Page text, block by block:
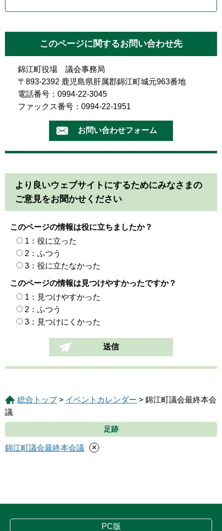
このページに関するお問い合わせ先
錦江町役場 議会事務局
〒893-2392 鹿児島県肝属郡錦江町城元963番地
電話番号：0994-22-3045
ファックス番号：0994-22-1951
より良いウェブサイトにするためにみなさまの
ご意見をお聞かせください
このページの情報は役に立ちましたか？
1：役に立った
2：ふつう
3：役に立たなかった
このページの情報は見つけやすかったですか？
1：見つけやすかった
2：ふつう
3：見つけにくかった
総合トップ> イベントカレンダー > 錦江町議会最終本会
議
足跡
錦江町議会最終本会議 ×
PC版